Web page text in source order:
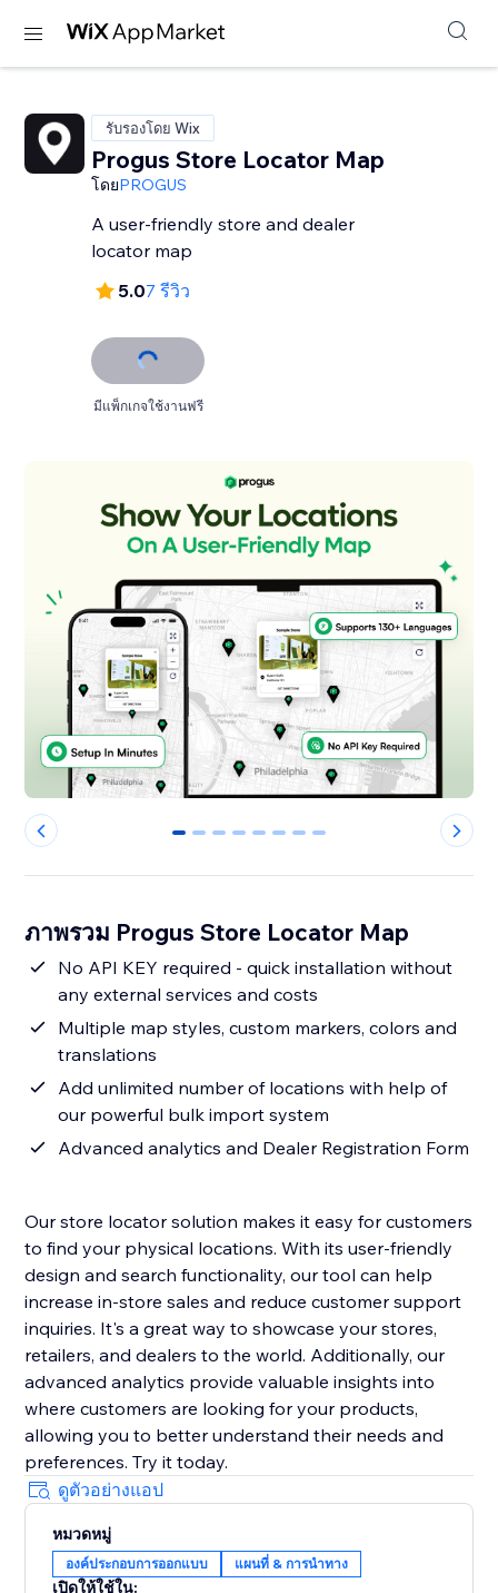
รับรองโดย Wix
Progus Store Locator Map
โดยPROGUS
A user-friendly store and dealer
locator map
5.07 รีวิว
มีแพ็กเกจใช้งานฟรี
0 1 2 3 4 5 6 7
ภาพรวม Progus Store Locator Map
No API KEY required - quick installation without
any external services and costs
Multiple map styles, custom markers, colors and
translations
Add unlimited number of locations with help of
our powerful bulk import system
Advanced analytics and Dealer Registration Form
Our store locator solution makes it easy for customers
to find your physical locations. With its user-friendly
design and search functionality, our tool can help
increase in-store sales and reduce customer support
inquiries. It's a great way to showcase your stores,
retailers, and dealers to the world. Additionally, our
advanced analytics provide valuable insights into
where customers are looking for your products,
allowing you to better understand their needs and
preferences. Try it today.
ดูตัวอย่างแอป
หมวดหมู่
องค์ประกอบการออกแบบ แผนที่ & การนำทาง
เปิดให้ใช้ใน: